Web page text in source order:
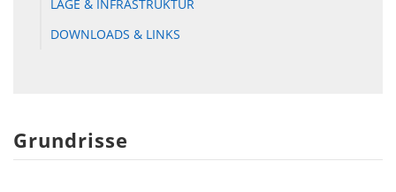
LAGE & INFRASTRUKTUR
DOWNLOADS & LINKS
Grundrisse